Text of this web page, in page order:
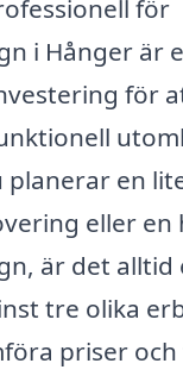
för
i Hånger är
för
planerar en
eller en
är det alltid
tre olika
priser